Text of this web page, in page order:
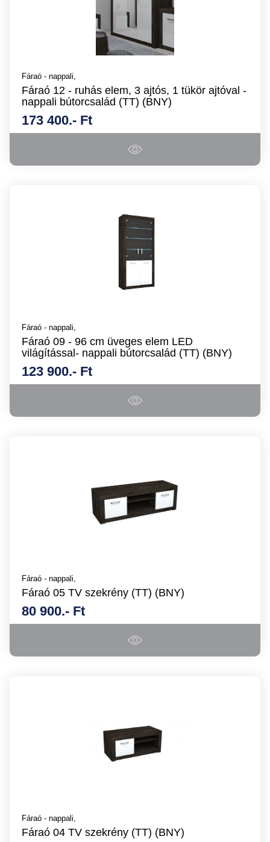
Fáraó - nappali,
Fáraó 12 - ruhás elem, 3 ajtós, 1 tükör ajtóval -
nappali bútorcsalád (TT) (BNY)
173 400.- Ft
Fáraó - nappali,
Fáraó 09 - 96 cm üveges elem LED
világítással- nappali bútorcsalád (TT) (BNY)
123 900.- Ft
Fáraó - nappali,
Fáraó 05 TV szekrény (TT) (BNY)
80 900.- Ft
Fáraó - nappali,
Fáraó 04 TV szekrény (TT) (BNY)